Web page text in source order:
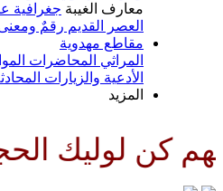
معارف الغيبة جغرافية
العصر القديم رقمٌ
مقاطع مهدوية
المراثي المحاضرات
الأدعية والزيارات
المزيد
الحجة بن